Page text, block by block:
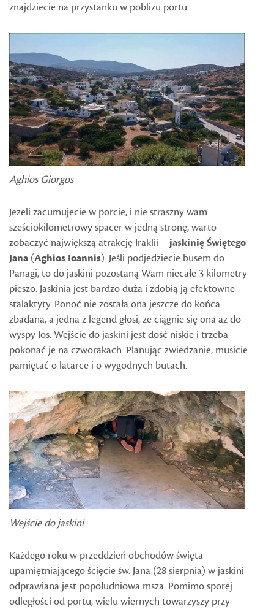
znajdziecie na przystanku w pobliżu portu.
Aghios Giorgos
Jeżeli zacumujecie w porcie, i nie straszny wam
sześciokilometrowy spacer w jedną stronę, warto
zobaczyć największą atrakcję Iraklii – jaskinię Świętego
Jana (Aghios Ioannis). Jeśli podjedziecie busem do
Panagi, to do jaskini pozostaną Wam niecałe 3 kilometry
pieszo. Jaskinia jest bardzo duża i zdobią ją efektowne
stalaktyty. Ponoć nie została ona jeszcze do końca
zbadana, a jedna z legend głosi, że ciągnie się ona aż do
wyspy Ios. Wejście do jaskini jest dość niskie i trzeba
pokonać je na czworakach. Planując zwiedzanie, musicie
pamiętać o latarce i o wygodnych butach.
Wejście do jaskini
Każdego roku w przeddzień obchodów święta
upamiętniającego ścięcie św. Jana (28 sierpnia) w jaskini
odprawiana jest popołudniowa msza. Pomimo sporej
odległości od portu, wielu wiernych towarzyszy przy